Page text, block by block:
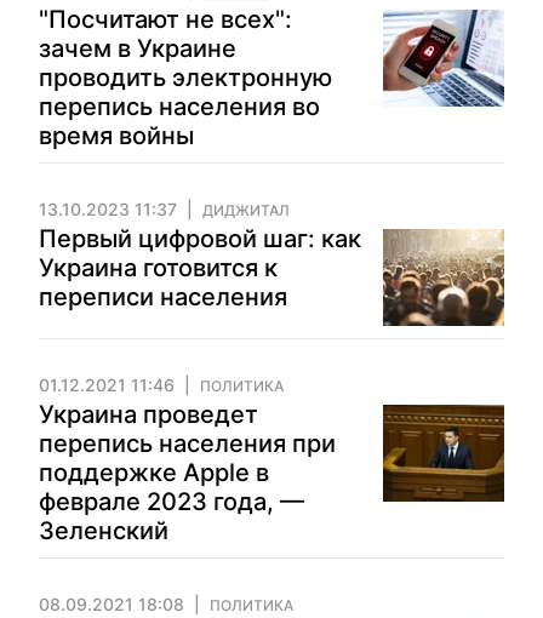
"Посчитают не всех":
зачем в Украине
проводить электронную
перепись населения во
время войны
13.10.2023 11:37 ДИДЖИТАЛ
Первый цифровой шаг: как
Украина готовится к
переписи населения
01.12.2021 11:46 ПОЛИТИКА
Украина проведет
перепись населения при
поддержке Apple в
феврале 2023 года, —
Зеленский
08.09.2021 18:08 ПОЛИТИКА